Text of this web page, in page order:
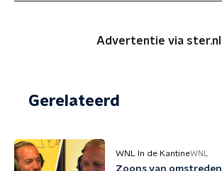
Advertentie via ster.nl
Gerelateerd
WNL In de KantineWNL
Zoons van omstreden